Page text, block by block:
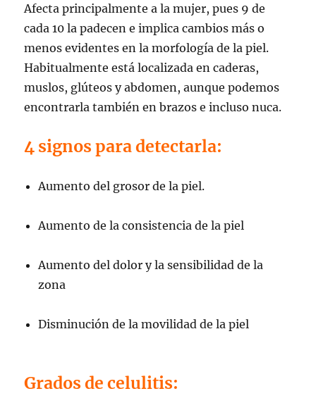
Afecta principalmente a la mujer, pues 9 de
cada 10 la padecen e implica cambios más o
menos evidentes en la morfología de la piel.
Habitualmente está localizada en caderas,
muslos, glúteos y abdomen, aunque podemos
encontrarla también en brazos e incluso nuca.
4 signos para detectarla:
Aumento del grosor de la piel.
Aumento de la consistencia de la piel
Aumento del dolor y la sensibilidad de la
zona
Disminución de la movilidad de la piel
Grados de celulitis: